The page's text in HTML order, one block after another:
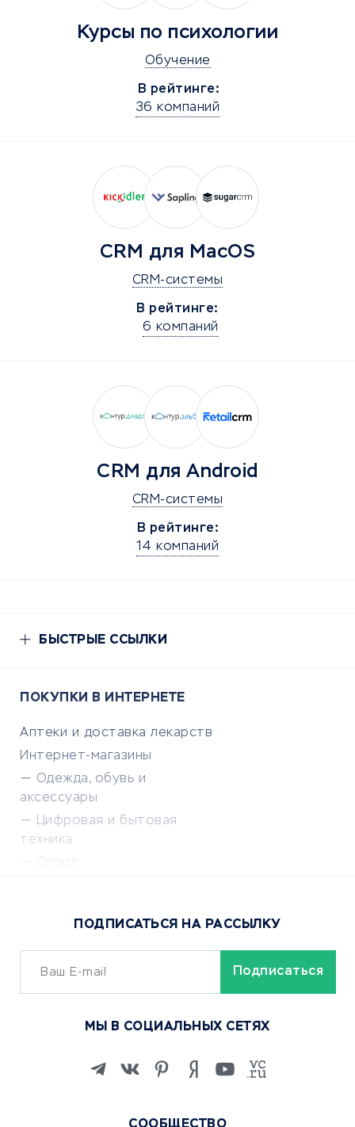
Курсы по психологии
Обучение
В рейтинге:
36 компаний
CRM для MacOS
CRM-системы
В рейтинге:
6 компаний
CRM для Android
CRM-системы
В рейтинге:
14 компаний
БЫСТРЫЕ ССЫЛКИ
ПОКУПКИ В ИНТЕРНЕТЕ
Аптеки и доставка лекарств
Интернет-магазины
Одежда, обувь и
аксессуары
Цифровая и бытовая
техника
Сервисы доставки
ОБУЧЕНИЕ И РАБОТА
Изучение иностранных
ПОДПИСАТЬСЯ НА РАССЫЛКУ
МЫ В СОЦИАЛЬНЫХ СЕТЯХ